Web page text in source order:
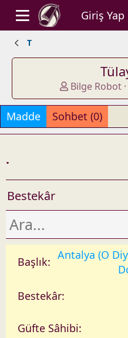
Giriş Yap
T
A
d
d
e
d
Bilge Robot
Madde Sohbet (0)
.
Bestekâr
Antalya (O